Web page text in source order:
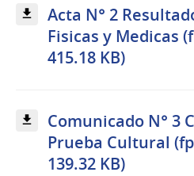
Acta N° 2
Fisicas y Medicas
415.18 KB)
Comunicado N° 3
Prueba Cultural
139.32 KB)